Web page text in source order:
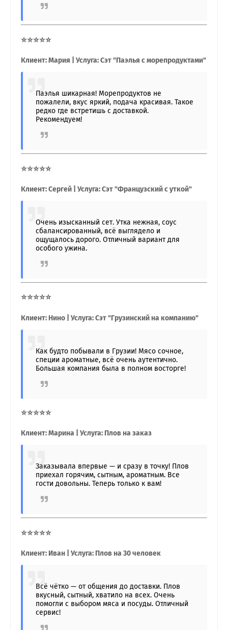
⭐⭐⭐⭐⭐
Клиент: Мария | Услуга: Сэт "Паэлья с морепродуктами"
Паэлья шикарная! Морепродуктов не
пожалели, вкус яркий, подача красивая. Такое
редко где встретишь с доставкой.
Рекомендуем!
⭐⭐⭐⭐⭐
Клиент: Сергей | Услуга: Сэт "Французский с уткой"
Очень изысканный сет. Утка нежная, соус
сбалансированный, всё выглядело и
ощущалось дорого. Отличный вариант для
особого ужина.
⭐⭐⭐⭐⭐
Клиент: Нино | Услуга: Сэт "Грузинский на компанию"
Как будто побывали в Грузии! Мясо сочное,
специи ароматные, всё очень аутентично.
Большая компания была в полном восторге!
⭐⭐⭐⭐⭐
Клиент: Марина | Услуга: Плов на заказ
Заказывала впервые — и сразу в точку! Плов
приехал горячим, сытным, ароматным. Все
гости довольны. Теперь только к вам!
⭐⭐⭐⭐⭐
Клиент: Иван | Услуга: Плов на 30 человек
Всё чётко — от общения до доставки. Плов
вкусный, сытный, хватило на всех. Очень
помогли с выбором мяса и посуды. Отличный
сервис!